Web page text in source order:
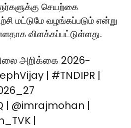
செயற்கை
மட்டுமே வழங்கப்படும் என்று
விளக்கப்பட்டுள்ளது.
நிலை அறிக்கை 2026-
| #TNDIPR |
| @imrajmohan |
|